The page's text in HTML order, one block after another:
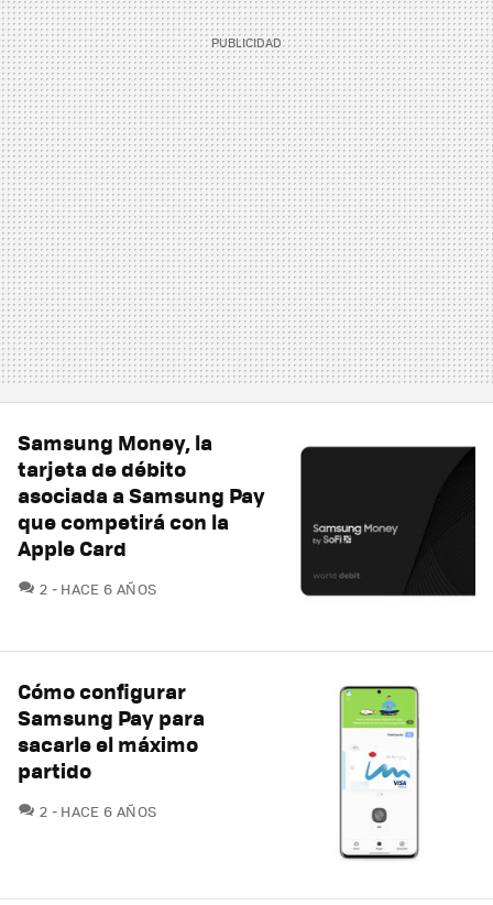
Samsung Money, la
tarjeta de débito
asociada a Samsung Pay
que competirá con la
Apple Card
2 COMENTARIOS
HACE 6 AÑOS
Cómo configurar
Samsung Pay para
sacarle el máximo
partido
2 COMENTARIOS
HACE 6 AÑOS